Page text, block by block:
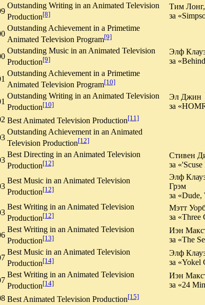
Outstanding Writing in an Animated Television
Production[8]
Тим
за
Outstanding Achievement in a Primetime
Animated Television Program[9]
Outstanding Music in an Animated Television
Production[9]
Элф
за
Outstanding Achievement in a Primetime
Animated Television Program[10]
Outstanding Writing in an Animated Television
Production[10]
Эл Джин
за
Best Animated Television Production[11]
Outstanding Achievement in an Animated
Television Production[12]
Best Directing in an Animated Television
Production[12]
Стивен
за
Best Music in an Animated Television
Production[12]
Элф
Грэм
за «Dude,
Best Writing in an Animated Television
Production[12]
Мэтт
за «Three
Best Writing in an Animated Television
Production[13]
Иэн
за «The
Best Music in an Animated Television
Production[14]
Элф
за «Yokel
Best Writing in an Animated Television
Production[14]
Иэн
за «24
Best Animated Television Production[15]